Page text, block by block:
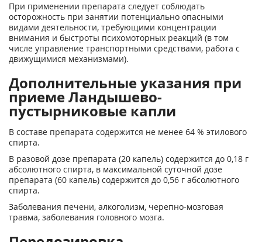
При применении препарата следует соблюдать
осторожность при занятии потенциально опасными
видами деятельности, требующими концентрации
внимания и быстроты психомоторных реакций (в том
числе управление транспортными средствами, работа с
движущимися механизмами).
Дополнительные указания при
приеме Ландышево-
пустырниковые капли
В составе препарата содержится не менее 64 % этилового
спирта.
В разовой дозе препарата (20 капель) содержится до 0,18 г
абсолютного спирта, в максимальной суточной дозе
препарата (60 капель) содержится до 0,56 г абсолютного
спирта.
Заболевания печени, алкоголизм, черепно-мозговая
травма, заболевания головного мозга.